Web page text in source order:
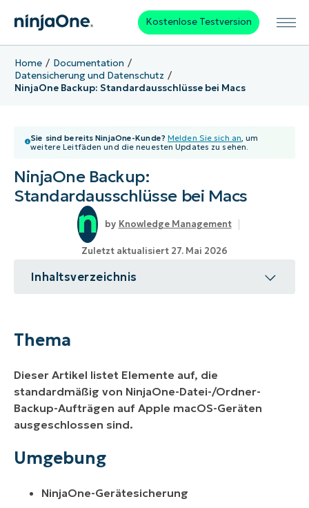
Kostenlose Testversion
Home
Documentation
Datensicherung und Datenschutz
NinjaOne Backup: Standardausschlüsse bei Macs
Sie sind bereits NinjaOne-Kunde? Melden Sie sich an, um
weitere Leitfäden und die neuesten Updates zu sehen.
NinjaOne Backup:
Standardausschlüsse bei Macs
Knowledge Management
Zuletzt aktualisiert 27. Mai 2026
Inhaltsverzeichnis
Thema
Dieser Artikel listet Elemente auf, die
standardmäßig von NinjaOne-Datei-/Ordner-
Backup-Aufträgen auf Apple macOS-Geräten
ausgeschlossen sind.
Umgebung
NinjaOne-Gerätesicherung